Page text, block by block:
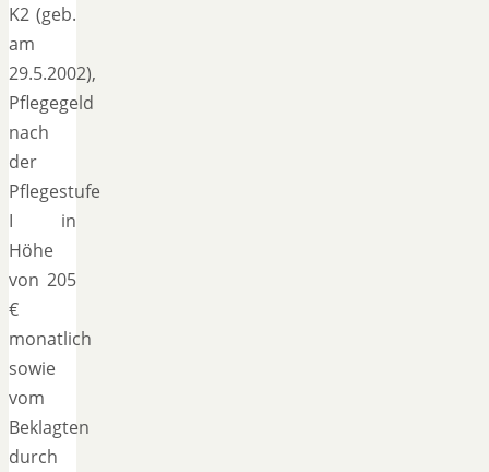
K2 (geb.
am
29.5.2002),
Pflegegeld
nach
der
Pflegestufe
I in
Höhe
von 205
€
monatlich
sowie
vom
Beklagten
durch